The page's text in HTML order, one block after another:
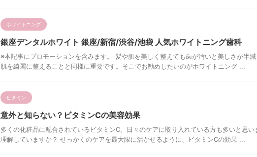
ホワイトニング
銀座デンタルホワイト 銀座/新宿/渋谷/池袋 人気ホワイトニング歯科
※本記事にプロモーションを含みます。 髪や肌を美しく整えても歯が汚いと美しさが半
肌を綺麗に整えることと同様に重要です。そこでお勧めしたいのがホワイトニング ...
ビタミン
意外と知らない？ビタミンCの美容効果
多くの化粧品に配合されているビタミンC。日々のケアに取り入れている方も多いと思
理解していますか？ せっかくのケアを最大限に活かせるように、ビタミンCの効果 ...